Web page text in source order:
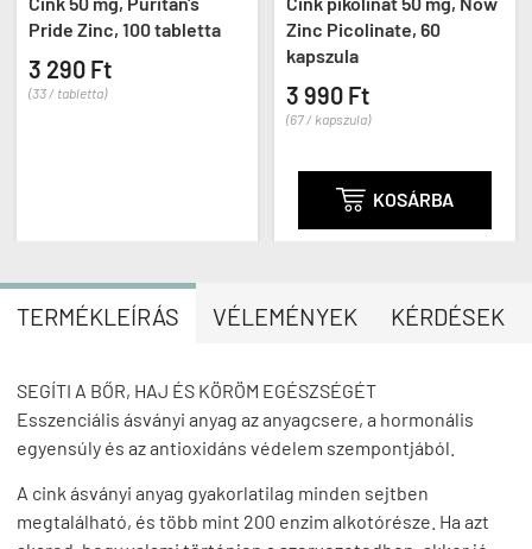
Pride Zinc, 100 tabletta
3 290 Ft
(33 / tabletta)
Zinc Picolinate, 60
kapszula
3 990 Ft
(67 / kapszula)
 KOSÁRBA
TERMÉKLEÍRÁS VÉLEMÉNYEK KÉRDÉSEK
SEGÍTI A BŐR, HAJ ÉS KÖRÖM EGÉSZSÉGÉT
Esszenciális ásványi anyag az anyagcsere, a hormonális
egyensúly és az antioxidáns védelem szempontjából.
A cink ásványi anyag gyakorlatilag minden sejtben
megtalálható, és több mint 200 enzim alkotórésze. Ha azt